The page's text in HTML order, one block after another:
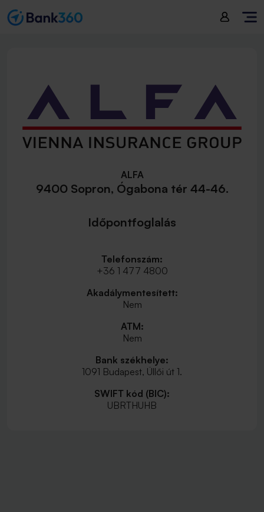
ALFA
9400 Sopron, Ógabona tér 44-46.
Időpontfoglalás
Telefonszám:
+36 1 477 4800
Akadálymentesített:
Nem
ATM:
Nem
Bank székhelye:
1091 Budapest, Üllői út 1.
SWIFT kód (BIC):
UBRTHUHB